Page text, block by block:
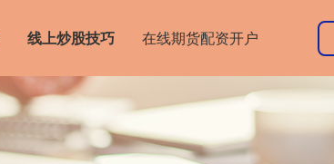
线上炒股技巧 在线期货配资开户